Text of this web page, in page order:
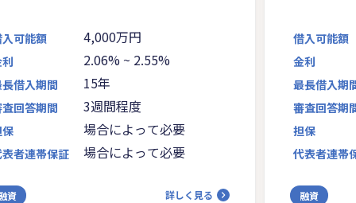
可能額 4,000万円
2.06% ~ 2.55%
借入期間 15年
回答期間 3週間程度
場合によって必要
者連帯保証 場合によって必要
資 詳しく見る
借入可能額
金利
最長借入期
審査回答期
担保
代表者連帯
融資